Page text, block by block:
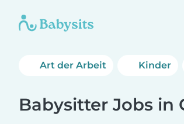
Art der Arbeit Kinder
Babysitter Jobs in